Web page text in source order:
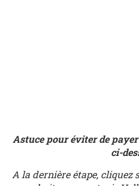
Astuce pour éviter de
ci-
A la dernière étape, cliquez